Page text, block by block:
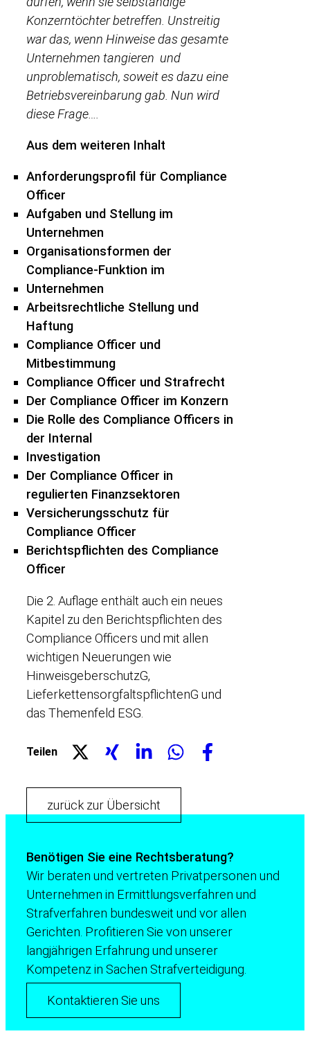
Konzerntöchter betreffen. Unstreitig
war das, wenn Hinweise das gesamte
Unternehmen tangieren und
unproblematisch, soweit es dazu eine
Betriebsvereinbarung gab. Nun wird
diese Frage….
Aus dem weiteren Inhalt
Anforderungsprofil für Compliance
Officer
Aufgaben und Stellung im
Unternehmen
Organisationsformen der
Compliance-Funktion im
Unternehmen
Arbeitsrechtliche Stellung und
Haftung
Compliance Officer und
Mitbestimmung
Compliance Officer und Strafrecht
Der Compliance Officer im Konzern
Die Rolle des Compliance Officers in
der Internal
Investigation
Der Compliance Officer in
regulierten Finanzsektoren
Versicherungsschutz für
Compliance Officer
Berichtspflichten des Compliance
Officer
Die 2. Auflage enthält auch ein neues
Kapitel zu den Berichtspflichten des
Compliance Officers und mit allen
wichtigen Neuerungen wie
HinweisgeberschutzG,
LieferkettensorgfaltspflichtenG und
das Themenfeld ESG.
Teilen
zurück zur Übersicht
Benötigen Sie eine Rechtsberatung?
Wir beraten und vertreten Privatpersonen und
Unternehmen in Ermittlungsverfahren und
Strafverfahren bundesweit und vor allen
Gerichten. Profitieren Sie von unserer
langjährigen Erfahrung und unserer
Kompetenz in Sachen Strafverteidigung.
Kontaktieren Sie uns